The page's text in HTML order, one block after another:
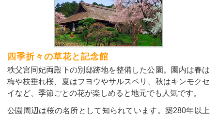
四季折々の草花と記念館
秩父宮同妃両殿下の別邸跡地を整備した公園。園内は春は
梅や枝垂れ桜、夏はフヨウやサルスベリ、秋はキンモクセ
イなど、季節ごとの花が楽しめると地元でも人気です。
公園周辺は桜の名所として知られています。築280年以上